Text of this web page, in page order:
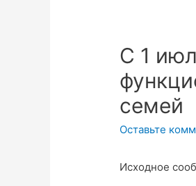
С 1
семей
Оставьте
Исходное